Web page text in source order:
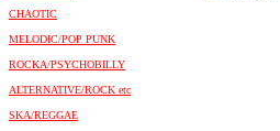
CHAOTIC
MELODIC/POP PUNK
ROCKA/PSYCHOBILLY
ALTERNATIVE/ROCK etc
SKA/REGGAE